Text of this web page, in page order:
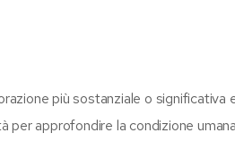
più sostanziale o significativa
approfondire la condizione